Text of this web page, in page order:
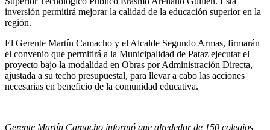
inversión permitirá mejorar la calidad de la educación superior en la
región.
El Gerente Martín Camacho y el Alcalde Segundo Armas, firmarán
el convenio que permitirá a la Municipalidad de Pataz ejecutar el
proyecto bajo la modalidad en Obras por Administración Directa,
ajustada a su techo presupuestal, para llevar a cabo las acciones
necesarias en beneficio de la comunidad educativa.
Gerente Martín Camacho informó que alrededor de 150 colegios